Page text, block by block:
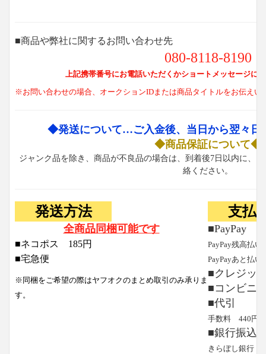
■商品や弊社に関するお問い合わせ先
080-8118-8190
上記携帯番号にお電話いただくかショートメッセージに
※お問い合わせの場合、オークションIDまたは商品タイトルをお伝えい
◆発送について…ご入金後、当日から翌々日
◆商品保証について◆
ジャンク品を除き、商品が不良品の場合は、到着後7日以内に、
絡ください。
発送方法
全商品同梱可能です
■ネコポス 185円
■宅急便
※同梱をご希望の際はヤフオクのまとめ取引のみ承りま
す。
支払
■PayPay
PayPay残高払い
PayPayあと払い
■クレジッ
■コンビニ
■代引
手数料 440円と
■銀行振込
きらぼし銀行